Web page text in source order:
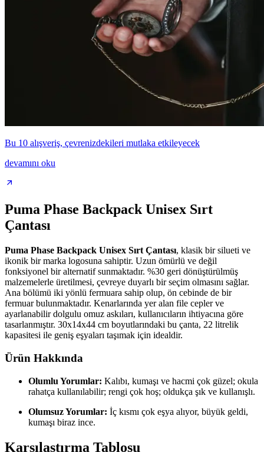
Bu 10 alışveriş, çevrenizdekileri mutlaka etkileyecek
devamını oku
Puma Phase Backpack Unisex Sırt
Çantası
Puma Phase Backpack Unisex Sırt Çantası, klasik bir silueti ve
ikonik bir marka logosuna sahiptir. Uzun ömürlü ve değil
fonksiyonel bir alternatif sunmaktadır. %30 geri dönüştürülmüş
malzemelerle üretilmesi, çevreye duyarlı bir seçim olmasını sağlar.
Ana bölümü iki yönlü fermuara sahip olup, ön cebinde de bir
fermuar bulunmaktadır. Kenarlarında yer alan file cepler ve
ayarlanabilir dolgulu omuz askıları, kullanıcıların ihtiyacına göre
tasarlanmıştır. 30x14x44 cm boyutlarındaki bu çanta, 22 litrelik
kapasitesi ile geniş eşyaları taşımak için idealdir.
Ürün Hakkında
Olumlu Yorumlar: Kalıbı, kumaşı ve hacmi çok güzel; okula
rahatça kullanılabilir; rengi çok hoş; oldukça şık ve kullanışlı.
Olumsuz Yorumlar: İç kısmı çok eşya alıyor, büyük geldi,
kumaşı biraz ince.
Karşılaştırma Tablosu